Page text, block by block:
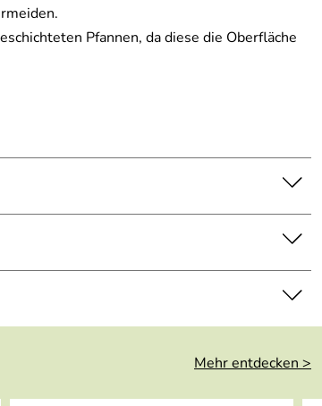
Pfannen, da diese die Oberfläche
Mehr entdecken >